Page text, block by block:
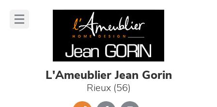
L'Ameublier Jean Gorin
Rieux (56)